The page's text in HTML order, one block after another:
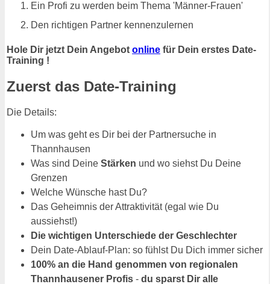
Ein Profi zu werden beim Thema 'Männer-Frauen'
Den richtigen Partner kennenzulernen
Hole Dir jetzt Dein Angebot online für Dein erstes Date-
Training !
Zuerst das Date-Training
Die Details:
Um was geht es Dir bei der Partnersuche in
Thannhausen
Was sind Deine Stärken und wo siehst Du Deine
Grenzen
Welche Wünsche hast Du?
Das Geheimnis der Attraktivität (egal wie Du
aussiehst!)
Die wichtigen Unterschiede der Geschlechter
Dein Date-Ablauf-Plan: so fühlst Du Dich immer sicher
100% an die Hand genommen von regionalen
Thannhausener Profis - du sparst Dir alle